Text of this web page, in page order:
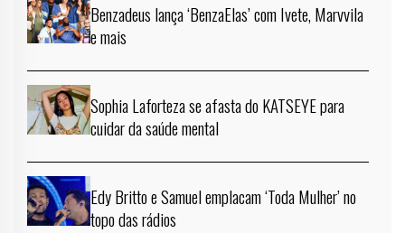
Benzadeus lança ‘BenzaElas’ com Ivete, Marvvila
e mais
Sophia Laforteza se afasta do KATSEYE para
cuidar da saúde mental
Edy Britto e Samuel emplacam ‘Toda Mulher’ no
topo das rádios